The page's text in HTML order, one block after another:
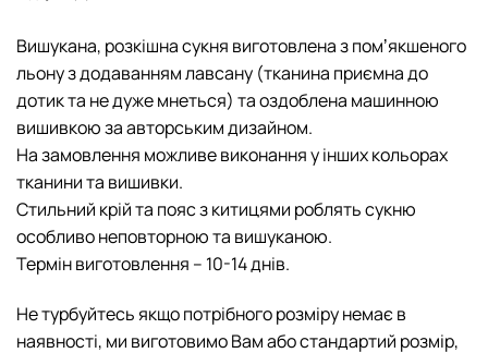
Вишукана, розкішна сукня виготовлена з помʼякшеного
льону з додаванням лавсану (тканина приємна до
дотик та не дуже мнеться) та оздоблена машинною
вишивкою за авторським дизайном.
На замовлення можливе виконання у інших кольорах
тканини та вишивки.
Стильний крій та пояс з китицями роблять сукню
особливо неповторною та вишуканою.
Термін виготовлення – 10-14 днів.
Не турбуйтесь якщо потрібного розміру немає в
наявності, ми виготовимо Вам або стандартий розмір,